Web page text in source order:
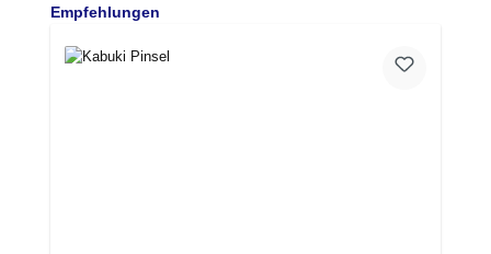
Produktgalerie überspringen
Empfehlungen